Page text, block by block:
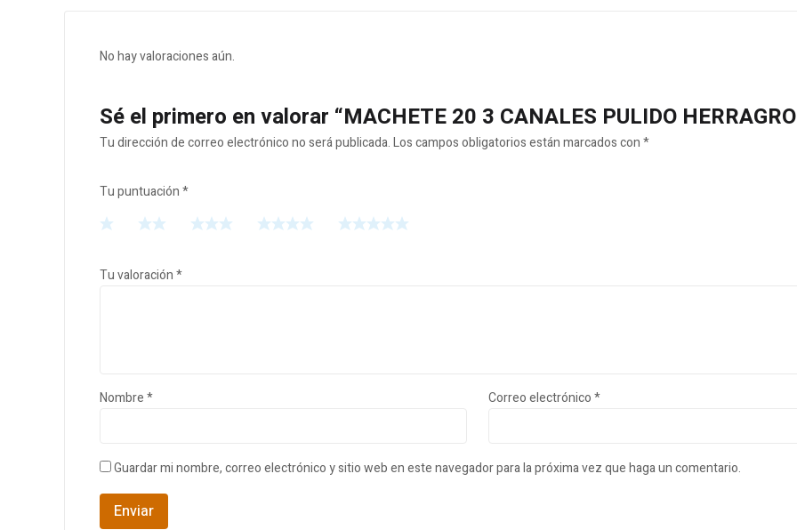
No hay valoraciones aún.
Sé el primero en valorar “MACHETE 20 3 CANALES PULIDO
Tu dirección de correo electrónico no será publicada.Los campos obligatorios están marcados con*
Tu puntuación*
Tu valoración*
Nombre* Correo electrónico*
Guardar mi nombre, correo electrónico y sitio web en este navegador para la próxima vez que haga un comentario.